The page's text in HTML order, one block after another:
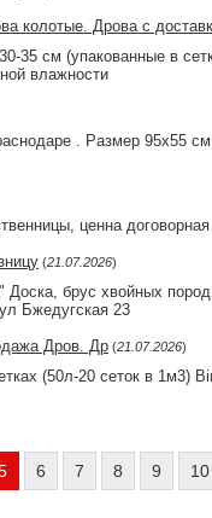
колотые. Дрова с
35 см (упакованные
влажности
. Размер 95х55
ценна договорная
(21.07.2026)
брус хвойных
Бжедугская 23
Дров. Др (21.07.2026)
(50л-20 сеток в 1м3)
6 7 8 9 10